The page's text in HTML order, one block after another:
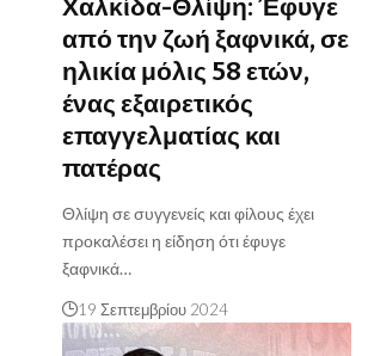
Χαλκίδα-Θλίψη: Έφυγε
από την ζωή ξαφνικά, σε
ηλικία μόλις 58 ετών,
ένας εξαιρετικός
επαγγελματίας και
πατέρας
Θλίψη σε συγγενείς και φίλους έχει
προκαλέσει η είδηση ότι έφυγε
ξαφνικά…
19 Σεπτεμβρίου 2024